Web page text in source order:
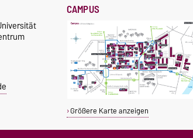
CAMPUS
Größere Karte anzeigen